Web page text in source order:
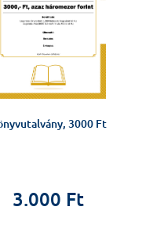
3000 Ft
3.000 Ft